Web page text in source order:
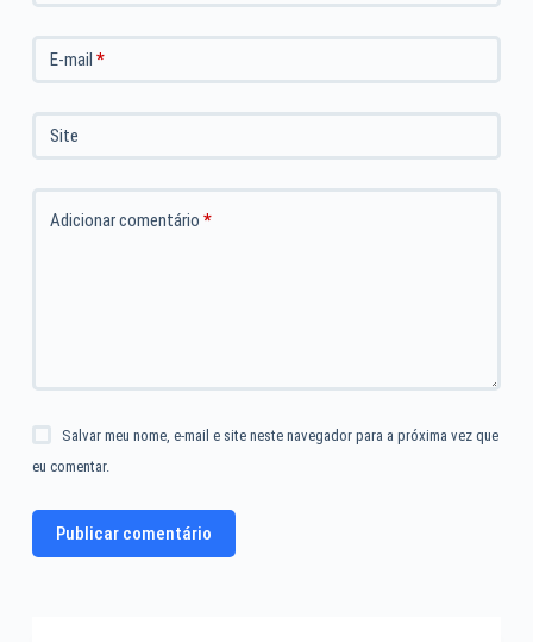
E-mail *
Site
Adicionar comentário *
Salvar meu nome, e-mail e site neste navegador para a próxima vez que
eu comentar.
Publicar comentário